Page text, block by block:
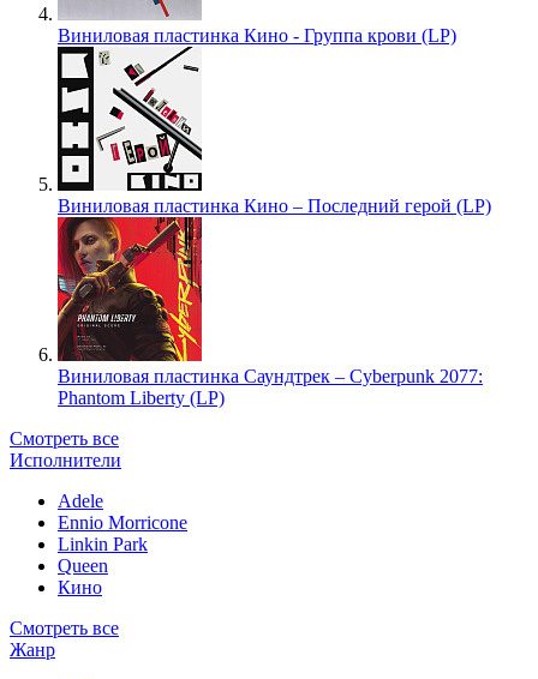
Виниловая пластинка Кино - Группа крови (LP)
Виниловая пластинка Кино – Последний герой (LP)
Виниловая пластинка Саундтрек – Cyberpunk 2077:
Phantom Liberty (LP)
Смотреть все
Исполнители
Adele
Ennio Morricone
Linkin Park
Queen
Кино
Смотреть все
Жанр